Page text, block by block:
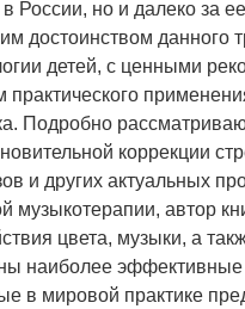
в России, но и далеко за
достоинством данного
детей, с ценными
практического
Подробно
коррекции
и других актуальных
музыкотерапии, автор
цвета, музыки, а
наиболее эффективные
в мировой практике